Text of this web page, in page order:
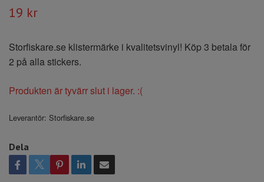
19 kr
Storfiskare.se klistermärke i kvalitetsvinyl! Köp 3 betala för
2 på alla stickers.
Produkten är tyvärr slut i lager. :(
Leverantör: Storfiskare.se
Dela